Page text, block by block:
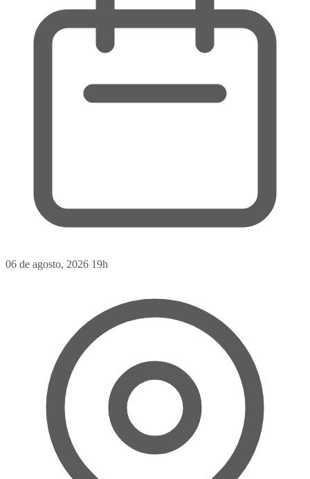
06 de agosto, 2026 19h